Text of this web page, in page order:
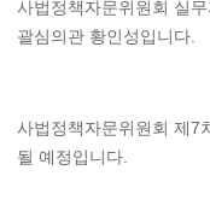
사법정책자문위원회 실
괄심의관 황인성입니다.
사법정책자문위원회 제7
될 예정입니다.